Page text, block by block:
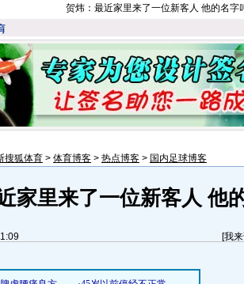
贺炜： 最近家里来了一位新客人 他的名字
搜狐体育 > 体育博客 > 热点博客 > 国内足球博客
家里来了一位新客人 他
[我